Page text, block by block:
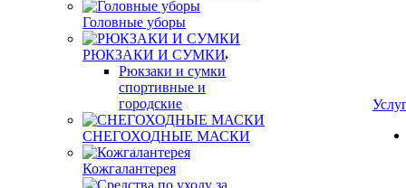
Головные уборы
РЮКЗАКИ И СУМКИ
Рюкзаки и сумки
спортивные и
городские
СНЕГОХОДНЫЕ МАСКИ
Кожгалантерея